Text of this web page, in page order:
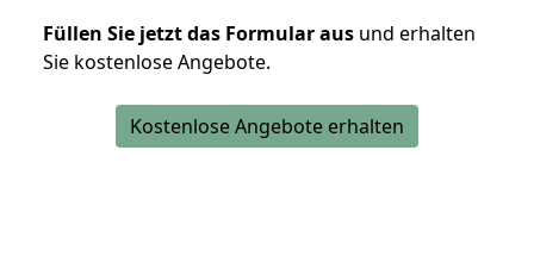
Füllen Sie jetzt das Formular aus und erhalten
Sie kostenlose Angebote.
Kostenlose Angebote erhalten